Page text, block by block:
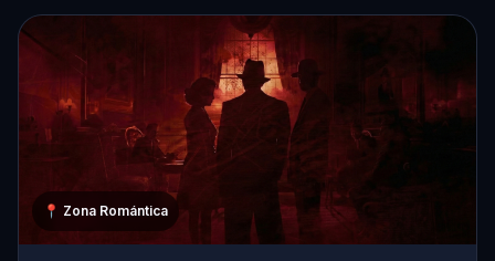
📍 Zona Romántica